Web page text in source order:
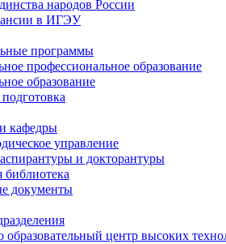
народов России
в ИГЭУ
программы
профессиональное образование
образование
кафедры
управление
и докторантуры
библиотека
документы
образовательный центр высоких